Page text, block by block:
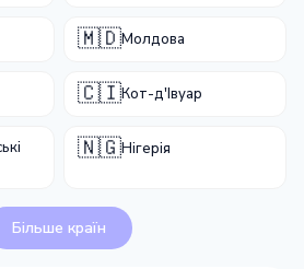
🇲🇩Молдова
🇨🇮Кот-д'Івуар
🇳🇬Нігерія
Більше країн